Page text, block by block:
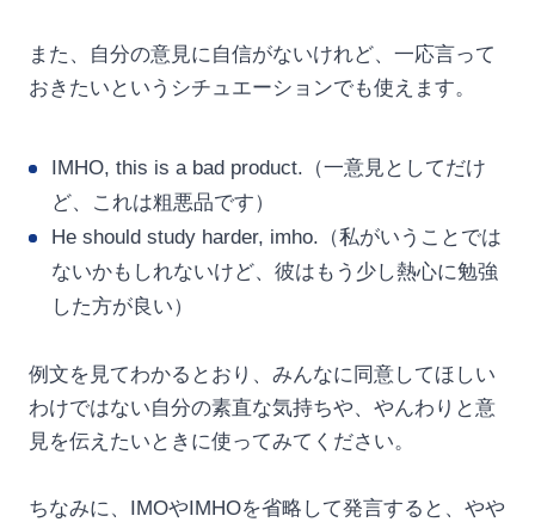
また、自分の意見に自信がないけれど、一応言って
おきたいというシチュエーションでも使えます。
IMHO, this is a bad product.（一意見としてだけ
ど、これは粗悪品です）
He should study harder, imho.（私がいうことでは
ないかもしれないけど、彼はもう少し熱心に勉強
した方が良い）
例文を見てわかるとおり、みんなに同意してほしい
わけではない自分の素直な気持ちや、やんわりと意
見を伝えたいときに使ってみてください。
ちなみに、IMOやIMHOを省略して発言すると、やや